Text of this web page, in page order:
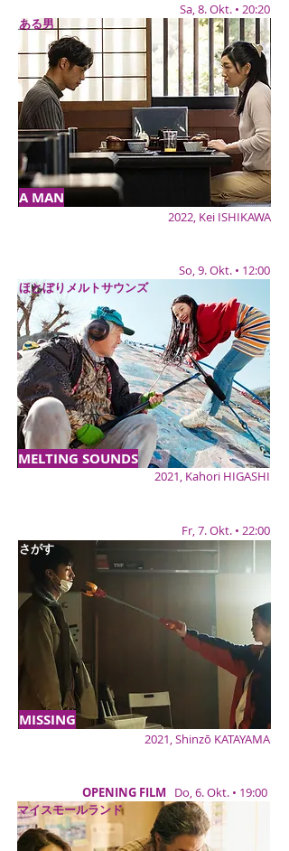
Sa, 8. Okt. • 20:20
A MAN
ある男
2022, Kei ISHIKAWA
So, 9. Okt. • 12:00
MELTING SOUNDS
ほとぼりメルトサウンズ
2021, Kahori HIGASHI
Fr, 7. Okt. • 22:00
MISSING
さがす
2021, Shinzō KATAYAMA
OPENING FILM Do, 6. Okt. • 19:00
マイスモールランド